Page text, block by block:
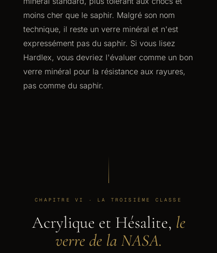
moins cher que le saphir. Malgré son nom
technique, il reste un verre minéral et n'est
expressément pas du saphir. Si vous lisez
Hardlex, vous devriez l'évaluer comme un bon
verre minéral pour la résistance aux rayures,
pas comme du saphir.
CHAPITRE VI · LA TROISIÈME CLASSE
Acrylique et Hésalite, le
verre de la NASA.